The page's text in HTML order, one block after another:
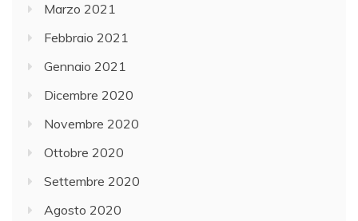
Marzo 2021
Febbraio 2021
Gennaio 2021
Dicembre 2020
Novembre 2020
Ottobre 2020
Settembre 2020
Agosto 2020